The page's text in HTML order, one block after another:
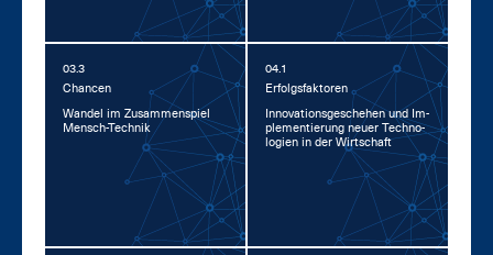
03.3
Chan­cen
Wan­del im Zu­sam­men­spiel
Mensch-Tech­nik
04.1
Er­folgs­fak­to­ren
In­no­va­ti­ons­ge­sche­hen und Im­
ple­men­tie­rung neu­er Tech­no­
lo­gi­en in der Wirt­schaft